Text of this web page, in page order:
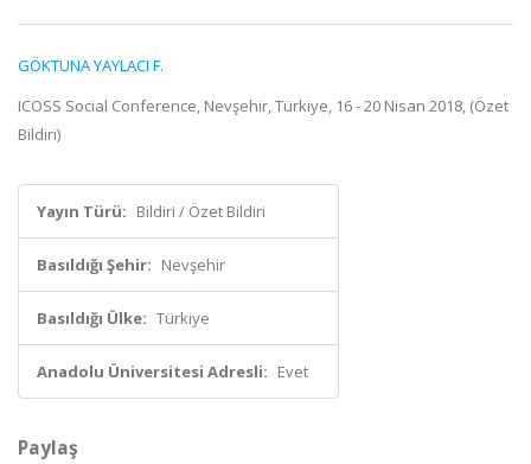
GÖKTUNA YAYLACI F.
ICOSS Social Conference, Nevşehir, Türkiye, 16 - 20 Nisan 2018, (Özet
Bildiri)
Yayın Türü: Bildiri / Özet Bildiri
Basıldığı Şehir: Nevşehir
Basıldığı Ülke: Türkiye
Anadolu Üniversitesi Adresli: Evet
Paylaş